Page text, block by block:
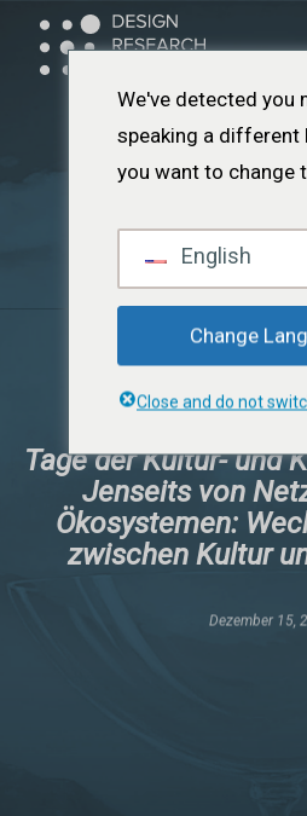
Hauptinhalt
Tage der Kultur- und
Jenseits von
Ökosystemen:
zwischen Kultur
Dezember 15,
We've detected you
speaking a different
you want to change
English
Change
Close and do not